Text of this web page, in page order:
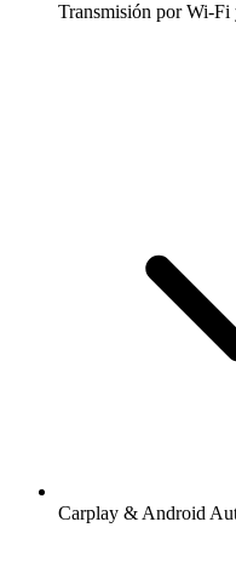
Transmisión por Wi-Fi
Carplay & Android